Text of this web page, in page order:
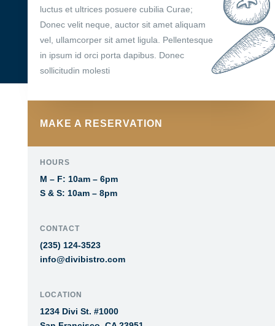
luctus et ultrices posuere cubilia Curae;
Donec velit neque, auctor sit amet aliquam
vel, ullamcorper sit amet ligula. Pellentesque
in ipsum id orci porta dapibus. Donec
sollicitudin molesti
MAKE A RESERVATION
HOURS
M – F: 10am – 6pm
S & S: 10am – 8pm
CONTACT
(235) 124-3523
info@divibistro.com
LOCATION
1234 Divi St. #1000